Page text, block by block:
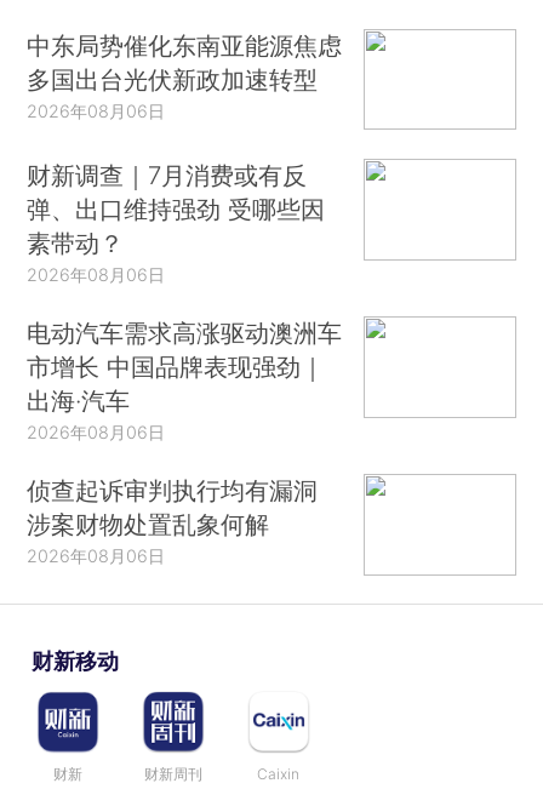
中东局势催化东南亚能源焦虑
多国出台光伏新政加速转型
2026年08月06日
财新调查｜7月消费或有反
弹、出口维持强劲 受哪些因
素带动？
2026年08月06日
电动汽车需求高涨驱动澳洲车
市增长 中国品牌表现强劲｜
出海·汽车
2026年08月06日
侦查起诉审判执行均有漏洞
涉案财物处置乱象何解
2026年08月06日
财新移动
财新 财新周刊 Caixin